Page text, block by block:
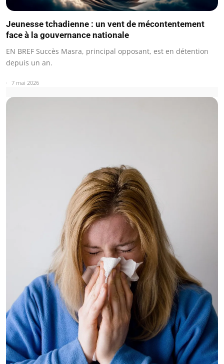
Jeunesse tchadienne : un vent de mécontentement
face à la gouvernance nationale
EN BREF Succès Masra, principal opposant, est en détention
depuis un an.
7 mai 2026